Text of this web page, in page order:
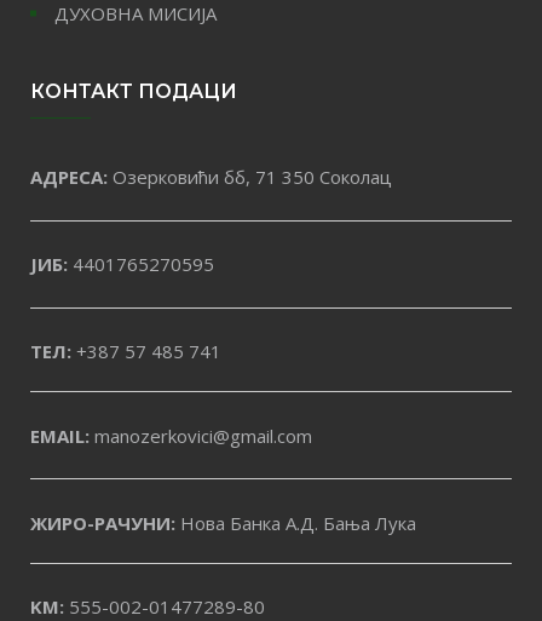
ДУХОВНА МИСИЈА
КОНТАКТ ПОДАЦИ
АДРЕСА: Озерковићи бб, 71 350 Соколац
ЈИБ: 4401765270595
ТЕЛ: +387 57 485 741
EMAIL: manozerkovici@gmail.com
ЖИРО-РАЧУНИ: Нова Банка А.Д. Бања Лука
KM: 555-002-01477289-80